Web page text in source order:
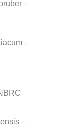
–
–
–